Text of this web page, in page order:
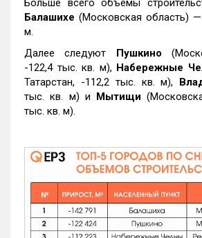
Больше всего объемы
Балашихе (Московская область)
м.
Далее следуют Пушкино
-122,4 тыс. кв. м), Набережные
Татарстан, -112,2 тыс. кв. м),
тыс. кв. м) и Мытищи
тыс. кв. м).